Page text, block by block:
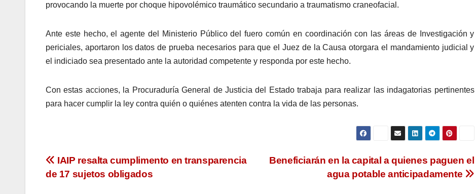
provocando la muerte por choque hipovolémico traumático secundario a traumatismo craneofacial.
Ante este hecho, el agente del Ministerio Público del fuero común en coordinación con las áreas de Investigación y
periciales, aportaron los datos de prueba necesarios para que el Juez de la Causa otorgara el mandamiento judicial y
el indiciado sea presentado ante la autoridad competente y responda por este hecho.
Con estas acciones, la Procuraduría General de Justicia del Estado trabaja para realizar las indagatorias pertinentes
para hacer cumplir la ley contra quién o quiénes atenten contra la vida de las personas.
Navegación
Beneficiarán en la capital a quienes paguen el
agua potable anticipadamente
IAIP resalta cumplimento en transparencia
de 17 sujetos obligados